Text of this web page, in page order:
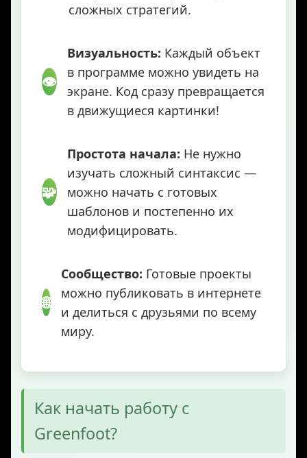
сложных стратегий.
👁️
Визуальность: Каждый объект
в программе можно увидеть на
экране. Код сразу превращается
в движущиеся картинки!
🧩
Простота начала: Не нужно
изучать сложный синтаксис —
можно начать с готовых
шаблонов и постепенно их
модифицировать.
🌐
Сообщество: Готовые проекты
можно публиковать в интернете
и делиться с друзьями по всему
миру.
Как начать работу с
Greenfoot?